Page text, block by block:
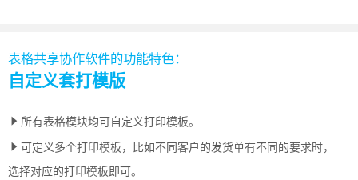
表格共享协作软件的功能特色：
自定义套打模版
所有表格模块均可自定义打印模板。
可定义多个打印模板，比如不同客户的发货单有不同的要求时，
选择对应的打印模板即可。